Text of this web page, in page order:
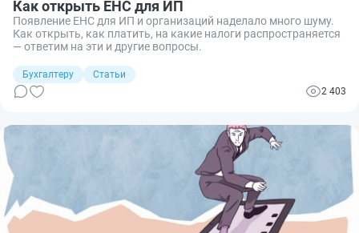
Как открыть ЕНС для ИП
Появление ЕНС для ИП и организаций наделало много шуму.
Как открыть, как платить, на какие налоги распространяется
— ответим на эти и другие вопросы.
Бухгалтеру
Статьи
2 403